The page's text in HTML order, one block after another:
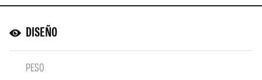
DISEÑO
PESO